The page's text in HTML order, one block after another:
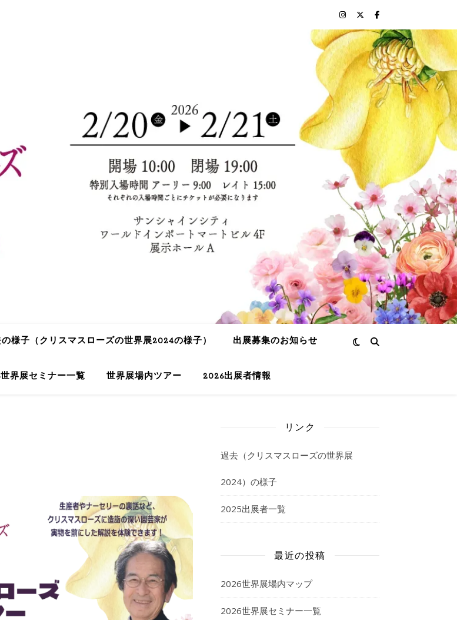
様子（クリスマスローズの世界展2024の様子） 出展募集のお知らせ
界展セミナー一覧 世界展場内ツアー 2026出展者情報
リンク
過去（クリスマスローズの世界展
2024）の様子
2025出展者一覧
最近の投稿
2026世界展場内マップ
2026世界展セミナー一覧